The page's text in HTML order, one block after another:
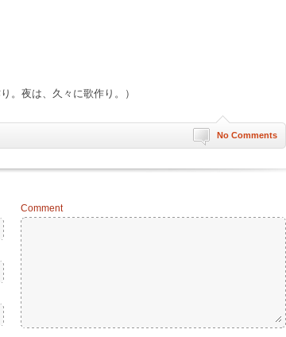
。夜は、久々に歌作り。）
No Comments
Comment